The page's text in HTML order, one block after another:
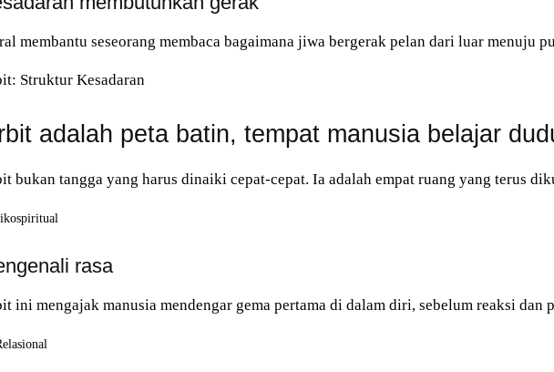
membantu seseorang membaca bagaimana jiwa bergerak pelan dari luar menuju
Struktur Kesadaran
adalah peta batin, tempat manusia belajar
bukan tangga yang harus dinaiki cepat-cepat. Ia adalah empat ruang yang terus
rasa
ini mengajak manusia mendengar gema pertama di dalam diri, sebelum reaksi dan